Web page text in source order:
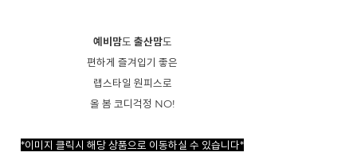
예비맘도 출산맘도
편하게 즐겨입기 좋은
랩스타일 원피스로
올 봄 코디걱정 NO!
*이미지 클릭시 해당 상품으로 이동하실 수 있습니다*